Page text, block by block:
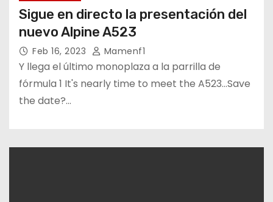
Sigue en directo la presentación del
nuevo Alpine A523
Feb 16, 2023 Mamenf1
Y llega el último monoplaza a la parrilla de
fórmula 1 It's nearly time to meet the A523…Save
the date?️…